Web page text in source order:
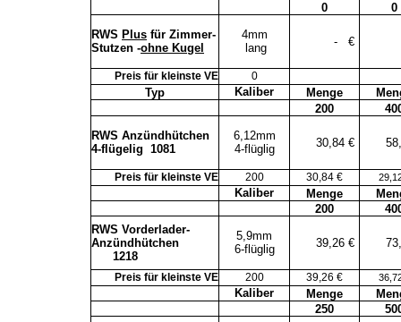
0
0
RWS Plus für Zimmer-
Stutzen -ohne Kugel
4mm
lang
- €
Preis für kleinste VE 0
Typ Kaliber Menge
200
RWS Anzündhütchen
4-flügelig 1081
6,12mm
4-flüglig
30,84 €
Preis für kleinste VE 200 30,84 €
Kaliber Menge
200
RWS Vorderlader-
Anzündhütchen
1218
5,9mm
6-flüglig
39,26 €
Preis für kleinste VE 200 39,26 €
Kaliber Menge
250